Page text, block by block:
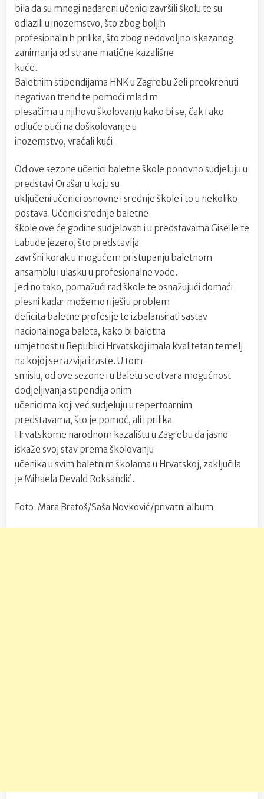
bila da su mnogi nadareni učenici završili školu te su
odlazili u inozemstvo, što zbog boljih
profesionalnih prilika, što zbog nedovoljno iskazanog
zanimanja od strane matične kazališne
kuće.
Baletnim stipendijama HNK u Zagrebu želi preokrenuti
negativan trend te pomoći mladim
plesačima u njihovu školovanju kako bi se, čak i ako
odluče otići na doškolovanje u
inozemstvo, vraćali kući.
Od ove sezone učenici baletne škole ponovno sudjeluju u
predstavi Orašar u koju su
uključeni učenici osnovne i srednje škole i to u nekoliko
postava. Učenici srednje baletne
škole ove će godine sudjelovati i u predstavama Giselle te
Labuđe jezero, što predstavlja
završni korak u mogućem pristupanju baletnom
ansamblu i ulasku u profesionalne vode.
Jedino tako, pomažući rad škole te osnažujući domaći
plesni kadar možemo riješiti problem
deficita baletne profesije te izbalansirati sastav
nacionalnoga baleta, kako bi baletna
umjetnost u Republici Hrvatskoj imala kvalitetan temelj
na kojoj se razvija i raste. U tom
smislu, od ove sezone i u Baletu se otvara mogućnost
dodjeljivanja stipendija onim
učenicima koji već sudjeluju u repertoarnim
predstavama, što je pomoć, ali i prilika
Hrvatskome narodnom kazalištu u Zagrebu da jasno
iskaže svoj stav prema školovanju
učenika u svim baletnim školama u Hrvatskoj, zaključila
je Mihaela Devald Roksandić.
Foto: Mara Bratoš/Saša Novković/privatni album